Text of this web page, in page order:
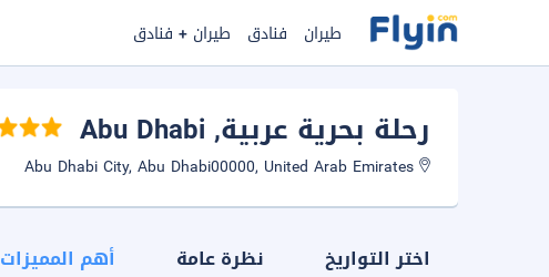
طيران فنادق طيران + فنادق
رحلة بحرية عربية, Abu Dhabi
اختر التواريخ نظرة عامة أهم المميزات